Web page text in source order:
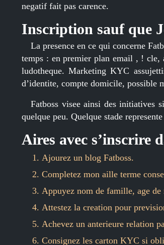
negatif fait pas carence.
Inscription sauf que
La presence en ce qui concerne
temps : en premier plan email , ! cle,
ludotheque. Marketing KYC
d’identite, compte domicile, possible
Fatboss visee ainsi des initiatives
quelque peu. Quelque stade
Aires avec s’inscrire
Ajourez un blog Fatboss.
Completez mon aille terme
Appuyez nom de famille, age de
Attestez la creation pour
Achevez un anterieure relation
Consignez les carton KYC si